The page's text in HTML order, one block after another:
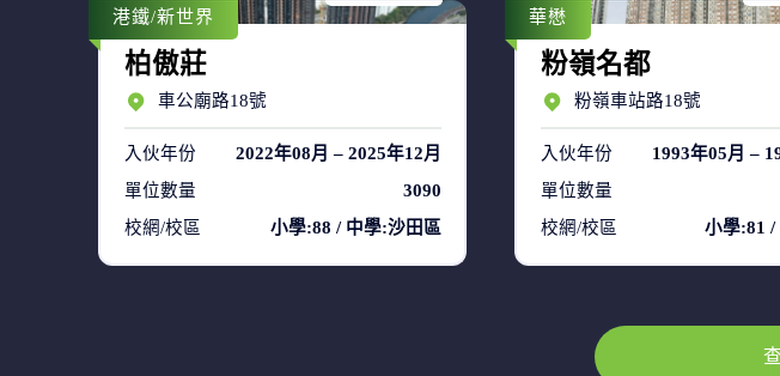
港鐵/新世界
柏傲莊
車公廟路18號
入伙年份
2022年08月 – 2025年12月
單位數量
3090
校網/校區
小學:88 / 中學:沙田區
華懋
粉嶺名都
粉嶺車站路18號
入伙年份
1993年05月 –
單位數量
校網/校區
小學:81 /